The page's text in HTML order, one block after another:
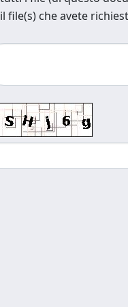
il file(s) che avete